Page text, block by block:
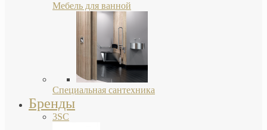
Мебель для ванной
Специальная сантехника
Бренды
3SC